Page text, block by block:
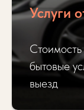
Услуги
Стоимость
бытовые
выезд